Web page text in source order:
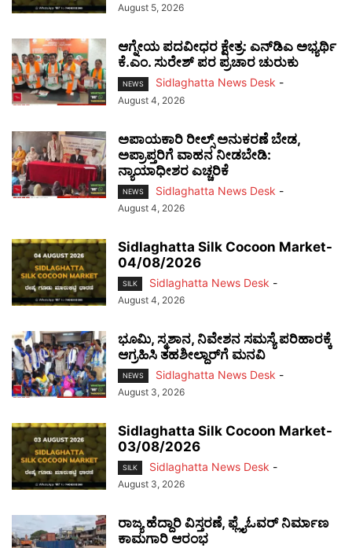
August 5, 2026
ಆಗ್ನೇಯ ಪದವೀಧರ ಕ್ಷೇತ್ರ: ಎನ್‌ಡಿಎ ಅಭ್ಯರ್ಥಿ
ಕೆ.ಎಂ. ಸುರೇಶ್ ಪರ ಪ್ರಚಾರ ಚುರುಕು
NEWS Sidlaghatta News Desk -
August 4, 2026
ಅಪಾಯಕಾರಿ ರೀಲ್ಸ್ ಅನುಕರಣೆ ಬೇಡ,
ಅಪ್ರಾಪ್ತರಿಗೆ ವಾಹನ ನೀಡಬೇಡಿ:
ನ್ಯಾಯಾಧೀಶರ ಎಚ್ಚರಿಕೆ
NEWS Sidlaghatta News Desk -
August 4, 2026
Sidlaghatta Silk Cocoon Market-
04/08/2026
SILK Sidlaghatta News Desk -
August 4, 2026
ಭೂಮಿ, ಸ್ಮಶಾನ, ನಿವೇಶನ ಸಮಸ್ಯೆ ಪರಿಹಾರಕ್ಕೆ
ಆಗ್ರಹಿಸಿ ತಹಶೀಲ್ದಾರ್‌ಗೆ ಮನವಿ
NEWS Sidlaghatta News Desk -
August 3, 2026
Sidlaghatta Silk Cocoon Market-
03/08/2026
SILK Sidlaghatta News Desk -
August 3, 2026
ರಾಜ್ಯ ಹೆದ್ದಾರಿ ವಿಸ್ತರಣೆ, ಫ್ಲೈಓವರ್ ನಿರ್ಮಾಣ
ಕಾಮಗಾರಿ ಆರಂಭ